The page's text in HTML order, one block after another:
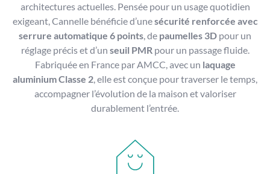
architectures actuelles. Pensée pour un usage quotidien
exigeant, Cannelle bénéficie d’unesécurité renforcée avec
serrure automatique 6 points, de paumelles 3D pour un
réglage précis et d’un seuil PMRpour un passage fluide.
Fabriquée en France par AMCC, avec un laquage
aluminium Classe 2, elle est conçue pour traverser le temps,
accompagner l’évolution de la maison et valoriser
durablement l’entrée.